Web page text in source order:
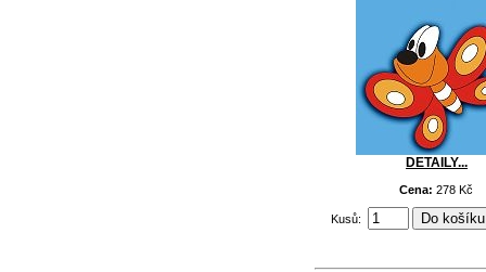
DETAILY...
Cena:278 Kč
Kusů: